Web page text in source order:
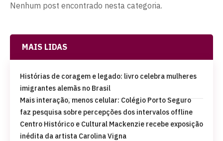
Nenhum post encontrado nesta categoria.
MAIS LIDAS
Histórias de coragem e legado: livro celebra mulheres
imigrantes alemãs no Brasil
Mais interação, menos celular: Colégio Porto Seguro
faz pesquisa sobre percepções dos intervalos offline
Centro Histórico e Cultural Mackenzie recebe exposição
inédita da artista Carolina Vigna